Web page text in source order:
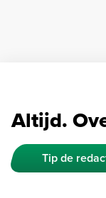
Altijd.
Tip de